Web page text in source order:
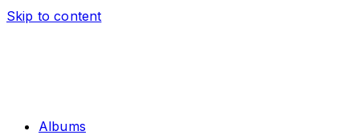
Skip to content
Albums